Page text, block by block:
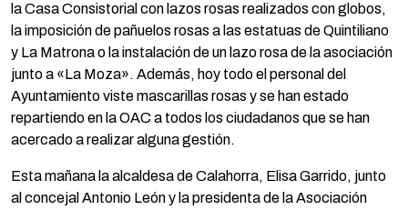
la Casa Consistorial con lazos rosas realizados con globos,
la imposición de pañuelos rosas a las estatuas de Quintiliano
y La Matrona o la instalación de un lazo rosa de la asociación
junto a «La Moza». Además, hoy todo el personal del
Ayuntamiento viste mascarillas rosas y se han estado
repartiendo en la OAC a todos los ciudadanos que se han
acercado a realizar alguna gestión.
Esta mañana la alcaldesa de Calahorra, Elisa Garrido, junto
al concejal Antonio León y la presidenta de la Asociación